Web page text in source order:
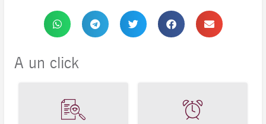
A un click